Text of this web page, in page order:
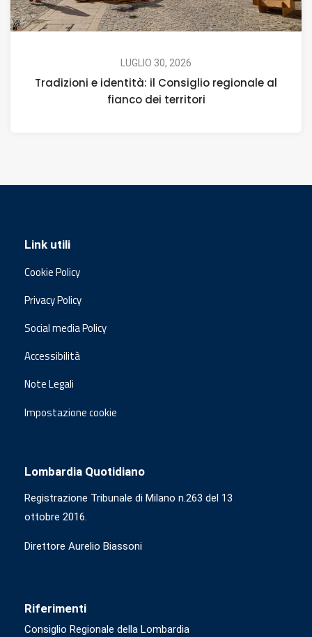
LUGLIO 30, 2026
Tradizioni e identità: il Consiglio regionale al
fianco dei territori
Link utili
Cookie Policy
Privacy Policy
Social media Policy
Accessibilità
Note Legali
Impostazione cookie
Lombardia Quotidiano
Registrazione Tribunale di Milano n.263 del 13
ottobre 2016.
Direttore Aurelio Biassoni
Riferimenti
Consiglio Regionale della Lombardia